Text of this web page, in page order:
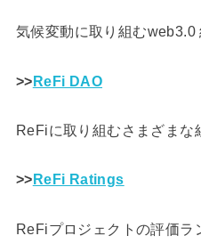
気候変動に取り組むweb3.0
>>ReFi DAO
ReFiに取り組むさまざまな
>> ReFi Ratings
ReFiプロジェクトの評価ラ